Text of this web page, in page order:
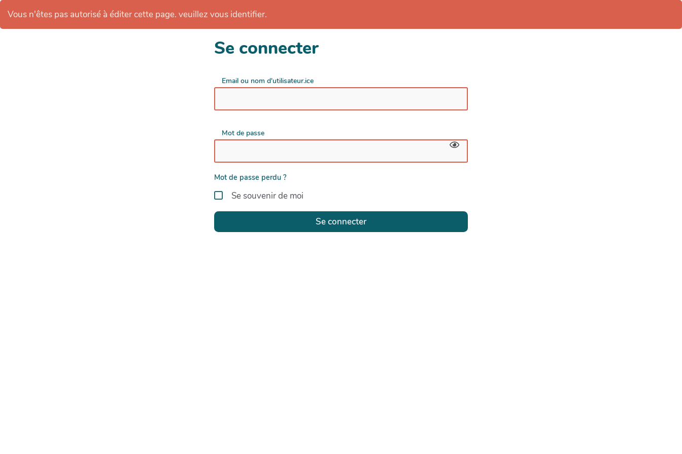
Vous n'êtes pas autorisé à éditer cette page. veuillez vous identifier.
Se connecter
Email ou nom d'utilisateur.ice
Mot de passe
Mot de passe perdu ?
Se souvenir de moi
Se connecter